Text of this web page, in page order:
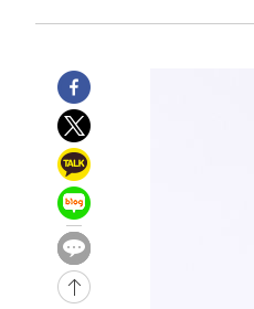
2시간 전 >축구협회 "압수수색·
6시간 전 >
7시간 전 >
-31680초 전 >
이란 "호르무즈
-22727초 전 >
[속보]與최고위
한민수·김용 순
-22680초 전 >
[속보]김민석, 與
청래 44.56%
-21962초 전 >
[속보]與 대표 경
42.08%·宋 10.17%
-21496초 전 >
이강인 "아틀레
것"
-21431초 전 >
[속보]與 당대표